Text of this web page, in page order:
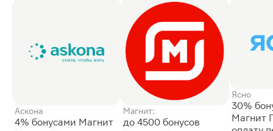
Аскона
4% бонусами Магнит
Магнит:
до 4500 бонусов
Ясно
30%
Магнит